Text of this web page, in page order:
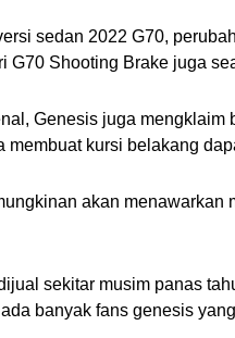
sedan 2022 G70,
G70 Shooting Brake juga
Genesis juga
membuat kursi belakang
akan
sekitar musim panas
banyak fans genesis